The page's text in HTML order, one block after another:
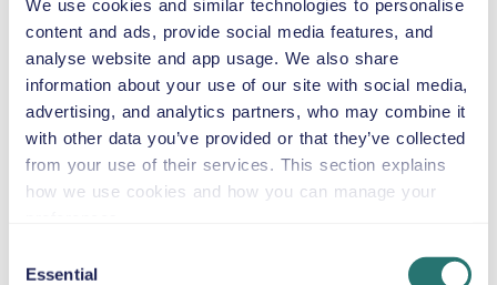
We use cookies and similar technologies to personalise
content and ads, provide social media features, and
analyse website and app usage. We also share
information about your use of our site with social media,
advertising, and analytics partners, who may combine it
with other data you’ve provided or that they’ve collected
from your use of their services. This section explains
how we use cookies and how you can manage your
Selection
Essential
2,5–13 kg
SMÅBARNSSTOL
9–18 kg
BELTESTOL